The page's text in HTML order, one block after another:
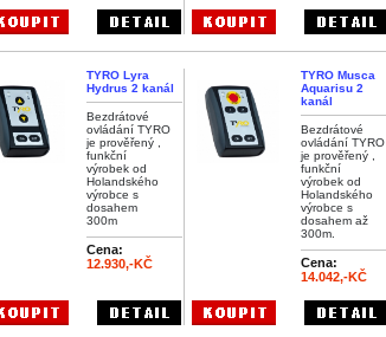
TYRO Lyra
Hydrus 2 kanál
Bezdrátové
ovládání TYRO
je prověřený ,
funkční
výrobek od
Holandského
výrobce s
dosahem
300m
Cena:
12.930,-KČ
TYRO Musca
Aquarisu 2
kanál
Bezdrátové
ovládání TYRO
je prověřený ,
funkční
výrobek od
Holandského
výrobce s
dosahem až
300m.
Cena:
14.042,-KČ